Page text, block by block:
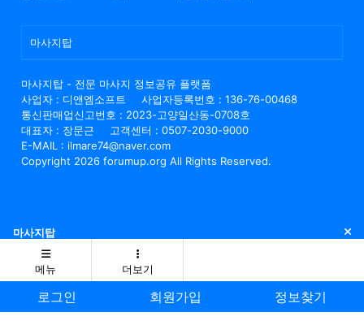
마사지탑
마사지탑 - 전문 마사지 정보공유 플랫폼
사업자 : 디앤엠소프트
사업자등록번호 : 136-76-00468
통신판매업신고번호 : 2023-고양일산동-0708호
대표자 : 장문근
고객센터 : 0507-2030-9000
E-MAIL : ilmare74@naver.com
Copyright 2026 forumup.org All Rights Reserved.
마사지탑 닫
메뉴 더보기
로그인 회원가입 정보찾기